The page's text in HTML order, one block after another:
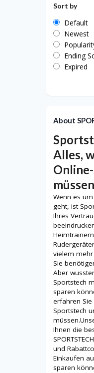
Sort by
Default
Newest
Ending
Expired
About
Alles,
müssen
Wenn es
geht, ist
Ihres
vielem
Sie
Aber
Sportstech
sparen
erfahren Sie
Sportstech
Ihnen die
und
Einkaufen
sparen